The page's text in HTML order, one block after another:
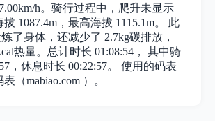
h。骑行过程中，爬升未显示
1087.4m，最高海拔 1115.1m。 此
了身体，还减少了 2.7kg碳排放，
热量。总计时长 01:08:54， 其中骑
，休息时长 00:22:57。 使用的码表
（mabiao.com ）。